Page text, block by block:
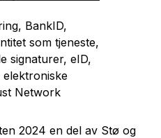
2024 en del av Stø og
BankID,
som tjeneste,
signaturer, eID,
elektroniske
Network